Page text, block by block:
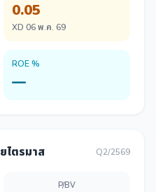
0.05
XD 06 พ.ค. 69
ROE %
—
ไตรมาส Q2/2569
P/BV